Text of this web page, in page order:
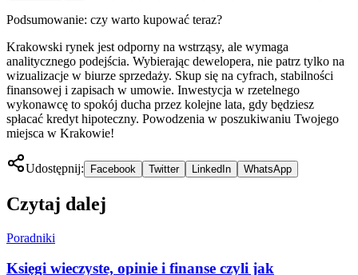
Podsumowanie: czy warto kupować teraz?
Krakowski rynek jest odporny na wstrząsy, ale wymaga
analitycznego podejścia. Wybierając dewelopera, nie patrz tylko na
wizualizacje w biurze sprzedaży. Skup się na cyfrach, stabilności
finansowej i zapisach w umowie. Inwestycja w rzetelnego
wykonawcę to spokój ducha przez kolejne lata, gdy będziesz
spłacać kredyt hipoteczny. Powodzenia w poszukiwaniu Twojego
miejsca w Krakowie!
Udostępnij: Facebook Twitter LinkedIn WhatsApp
Czytaj dalej
Poradniki
Księgi wieczyste, opinie i finanse czyli jak